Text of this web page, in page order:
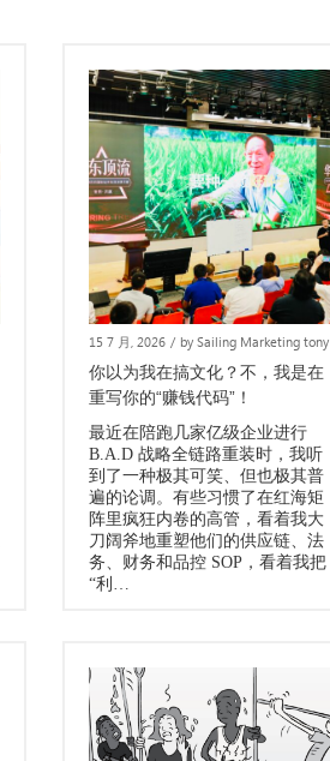
15 7 月, 2026 / by Sailing Marketing tony
你以为我在搞文化？不，我是在
重写你的“赚钱代码”！
最近在陪跑几家亿级企业进行
B.A.D 战略全链路重装时，我听
到了一种极其可笑、但也极其普
遍的论调。有些习惯了在红海矩
阵里疯狂内卷的高管，看着我大
刀阔斧地重塑他们的供应链、法
务、财务和品控 SOP，看着我把
“利…